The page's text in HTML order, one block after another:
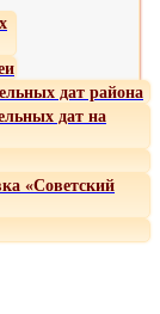
дат района
дат на
«Советский